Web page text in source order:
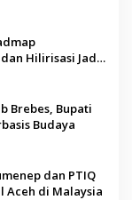
Hilirisasi Jadi
Brebes, Bupati
Budaya
dan PTIQ
Aceh di Malaysia